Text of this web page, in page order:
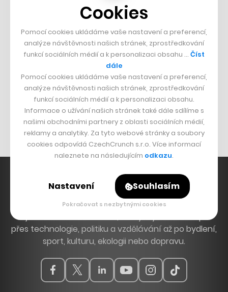
Boční projekt, co se zvrtnul
Francouzský šéfkuchař na Šumavě
Dva golfisti, co pečou
Bomma není tichá
Originální hodinky
Nábytek z betonu
Hlavní zdroj inspirace. Věnujeme se tématům, která
hýbou Českem a světem, od byznysu a startupů
přes technologie, politiku a vzdělávání až po bydlení,
sport, kulturu, ekologii nebo dopravu.
Cookies
Pomocí cookies ukládáme vaše nastavení a preferencí,
analýze návštěvnosti našich stránek, zprostředkování
funkcí sociálních médií a k personalizaci obsahu … Číst
dále
Pomocí cookies ukládáme vaše nastavení a preferencí,
analýze návštěvnosti našich stránek, zprostředkování
funkcí sociálních médií a k personalizaci obsahu.
Informace o užívání našich stránek také dále sdílíme s
našimi obchodními partnery z oblasti sociálních médií,
reklamy a analytiky. Za tyto webové stránky a soubory
cookies odpovídá CzechCrunch s.r.o. Více informací
naleznete na následujícím odkazu.
Nastavení Souhlasím
Pokračovat s nezbytnými cookies